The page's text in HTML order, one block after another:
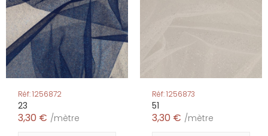
Réf: 1256872
23
3,30 € /mètre
Réf: 1256873
51
3,30 € /mètre